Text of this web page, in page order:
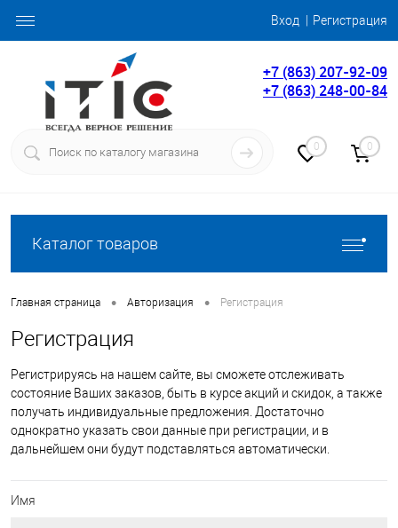
Вход Регистрация
+7 (863) 207-92-09
+7 (863) 248-00-84
0 0
Каталог товаров
Главная страница • Авторизация • Регистрация
Регистрация
Регистрируясь на нашем сайте, вы сможете отслеживать
состояние Ваших заказов, быть в курсе акций и скидок, а также
получать индивидуальные предложения. Достаточно
однократно указать свои данные при регистрации, и в
дальнейшем они будут подставляться автоматически.
Имя